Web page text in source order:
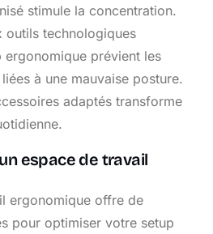
stimule la concentration.
outils technologiques
ergonomique prévient les
à une mauvaise posture.
adaptés transforme
espace de travail
ergonomique offre de
pour optimiser votre setup